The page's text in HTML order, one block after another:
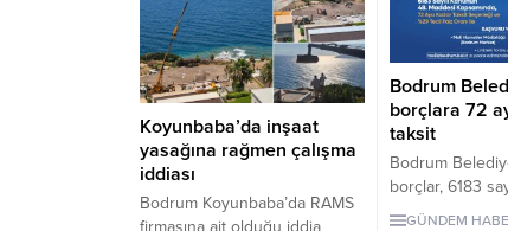
Koyunbaba’da inşaat
yasağına rağmen çalışma
iddiası
Bodrum Koyunbaba’da RAMS
firmasına ait olduğu iddia
Bodrum
borçlara 72
taksit
Bodrum
borçlar, 6183
kapsamında
GÜNDEM